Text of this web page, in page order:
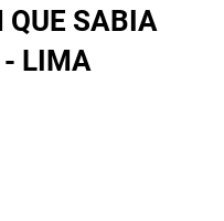
QUE SABIA
- LIMA